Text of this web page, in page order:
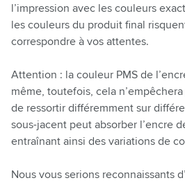
l’impression avec les couleurs
les couleurs du produit final
correspondre à vos attentes.
Attention : la couleur PMS de
même, toutefois, cela
de ressortir différemment sur
sous-jacent peut absorber l’encre
entraînant ainsi des variations de
Nous vous serions reconnaissants